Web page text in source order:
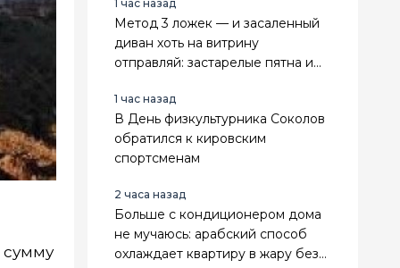
сумму
пролезает
1 час назад
Метод 3 ложек — и засаленный
диван хоть на витрину
отправляй: застарелые пятна и
1 час назад
В День физкультурника Соколов
обратился к кировским
спортсменам
2 часа назад
Больше с кондиционером дома
не мучаюсь: арабский способ
охлаждает квартиру в жару без